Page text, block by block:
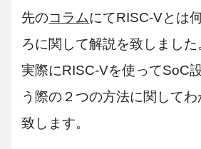
先のコラムにてRISC-Vとは
ろに関して解説を致しまし
実際にRISC-Vを使ってSoC
う際の２つの方法に関して
致します。